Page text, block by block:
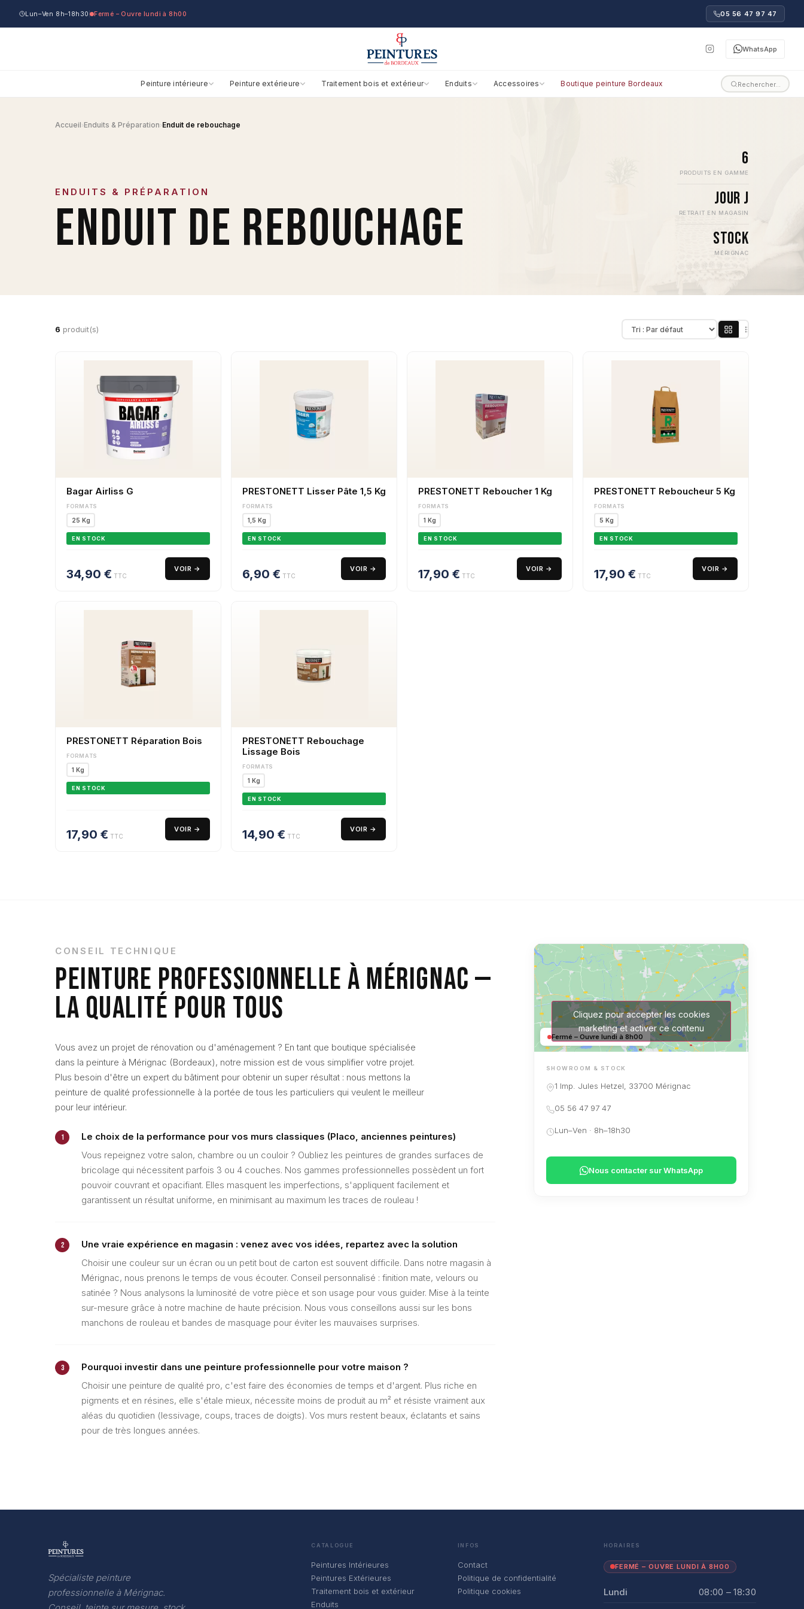
Lun–Ven 8h–18h30 Fermé – Ouvre lundi à 8h00 05 56 47 97 47
WhatsApp
Peinture intérieure Peinture extérieure Traitement bois et extérieur Enduits Accessoires Boutique peinture Bordeaux Rechercher…
Accueil›Enduits & Préparation›Enduit de rebouchage
ENDUITS & PRÉPARATION
ENDUIT DE REBOUCHAGE
6
PRODUITS EN GAMME
Jour J
RETRAIT EN MAGASIN
Stock
MÉRIGNAC
6 produit(s)
Bagar Airliss G
FORMATS
25 Kg
EN STOCK
34,90 € TTC
VOIR →
PRESTONETT Lisser Pâte 1,5 Kg
FORMATS
1,5 Kg
EN STOCK
6,90 € TTC
VOIR →
PRESTONETT Reboucher 1 Kg
FORMATS
1 Kg
EN STOCK
17,90 € TTC
VOIR →
PRESTONETT Reboucheur 5 Kg
FORMATS
5 Kg
EN STOCK
17,90 € TTC
VOIR →
PRESTONETT Réparation Bois
FORMATS
1 Kg
EN STOCK
17,90 € TTC
VOIR →
PRESTONETT Rebouchage
Lissage Bois
FORMATS
1 Kg
EN STOCK
14,90 € TTC
VOIR →
CONSEIL TECHNIQUE
PEINTURE PROFESSIONNELLE À MÉRIGNAC —
LA QUALITÉ POUR TOUS
Vous avez un projet de rénovation ou d'aménagement ? En tant que boutique spécialisée
dans la peinture à Mérignac (Bordeaux), notre mission est de vous simplifier votre projet.
Plus besoin d'être un expert du bâtiment pour obtenir un super résultat : nous mettons la
peinture de qualité professionnelle à la portée de tous les particuliers qui veulent le meilleur
pour leur intérieur.
1
Le choix de la performance pour vos murs classiques (Placo, anciennes peintures)
Vous repeignez votre salon, chambre ou un couloir ? Oubliez les peintures de grandes surfaces de
bricolage qui nécessitent parfois 3 ou 4 couches. Nos gammes professionnelles possèdent un fort
pouvoir couvrant et opacifiant. Elles masquent les imperfections, s'appliquent facilement et
garantissent un résultat uniforme, en minimisant au maximum les traces de rouleau !
2
Une vraie expérience en magasin : venez avec vos idées, repartez avec la solution
Choisir une couleur sur un écran ou un petit bout de carton est souvent difficile. Dans notre magasin à
Mérignac, nous prenons le temps de vous écouter. Conseil personnalisé : finition mate, velours ou
satinée ? Nous analysons la luminosité de votre pièce et son usage pour vous guider. Mise à la teinte
sur-mesure grâce à notre machine de haute précision. Nous vous conseillons aussi sur les bons
manchons de rouleau et bandes de masquage pour éviter les mauvaises surprises.
3
Pourquoi investir dans une peinture professionnelle pour votre maison ?
Choisir une peinture de qualité pro, c'est faire des économies de temps et d'argent. Plus riche en
pigments et en résines, elle s'étale mieux, nécessite moins de produit au m² et résiste vraiment aux
aléas du quotidien (lessivage, coups, traces de doigts). Vos murs restent beaux, éclatants et sains
pour de très longues années.
Cliquez pour accepter les cookies
marketing et activer ce contenu
Fermé – Ouvre lundi à 8h00
SHOWROOM & STOCK
1 Imp. Jules Hetzel, 33700 Mérignac
05 56 47 97 47
Lun–Ven · 8h–18h30
Nous contacter sur WhatsApp
Spécialiste peinture
professionnelle à Mérignac.
CATALOGUE
Peintures Intérieures
Peintures Extérieures
Traitement bois et extérieur
Enduits
INFOS
Contact
Politique de confidentialité
Politique cookies
HORAIRES
FERMÉ – OUVRE LUNDI À 8H00
Lundi
08:00 – 18:30